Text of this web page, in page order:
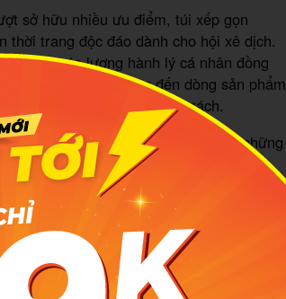
sở hữu nhiều ưu điểm, túi xếp gọn
thời trang độc đáo dành cho hội xê dịch.
tối ưu hóa lượng hành lý cá nhân đồng
vải Nylon 20D mang đến dòng sản phẩm
không lo bị sờn hay đứt, rách.
bạn dễ dàng mang theo trong những
có nhiều ngăn lớn, nhỏ được bố trí linh
loại và sắp xếp hành lý.
quai xách đôi dày dặn và bộ dây đeo
kiểu mang trong quá trình di chuyển sẽ
mỏi vai.